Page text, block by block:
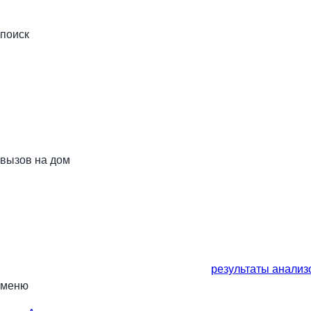
поиск
вызов на дом
результаты
меню